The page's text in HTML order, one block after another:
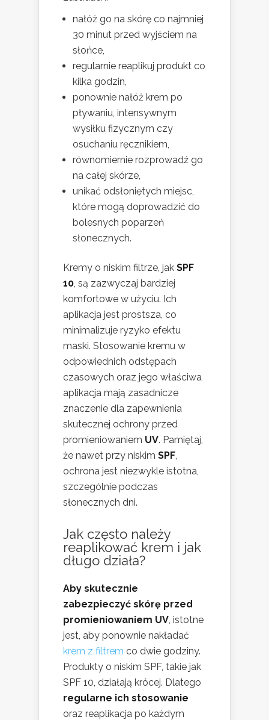
nałóż go na skórę co najmniej
30 minut przed wyjściem na
słońce,
regularnie reaplikuj produkt co
kilka godzin,
ponownie nałóż krem po
pływaniu, intensywnym
wysiłku fizycznym czy
osuchaniu ręcznikiem,
równomiernie rozprowadź go
na całej skórze,
unikać odsłoniętych miejsc,
które mogą doprowadzić do
bolesnych poparzeń
słonecznych.
Kremy o niskim filtrze, jak SPF
10, są zazwyczaj bardziej
komfortowe w użyciu. Ich
aplikacja jest prostsza, co
minimalizuje ryzyko efektu
maski. Stosowanie kremu w
odpowiednich odstępach
czasowych oraz jego właściwa
aplikacja mają zasadnicze
znaczenie dla zapewnienia
skutecznej ochrony przed
promieniowaniem UV. Pamiętaj,
że nawet przy niskim SPF,
ochrona jest niezwykle istotna,
szczególnie podczas
słonecznych dni.
Jak często należy
reaplikować krem i jak
długo działa?
Aby skutecznie
zabezpieczyć skórę przed
promieniowaniem UV, istotne
jest, aby ponownie nakładać
krem z filtrem co dwie godziny.
Produkty o niskim SPF, takie jak
SPF 10, działają krócej. Dlatego
regularne ich stosowanie
oraz reaplikacja po każdym